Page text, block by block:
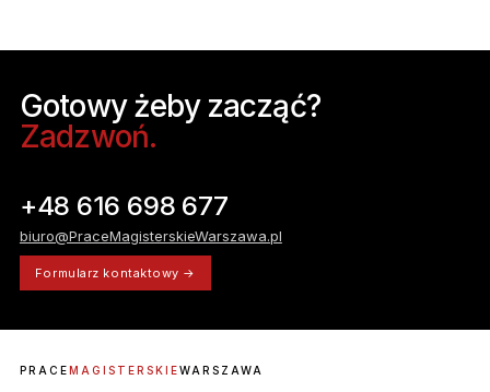
Gotowy żeby zacząć?
Zadzwoń.
+48 616 698 677
biuro@PraceMagisterskieWarszawa.pl
Formularz kontaktowy →
PRACEMAGISTERSKIEWARSZAWA